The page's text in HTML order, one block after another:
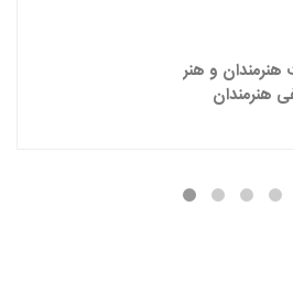
خدمت هنرمندان و هنر
انجمن صنفی هنرمندان